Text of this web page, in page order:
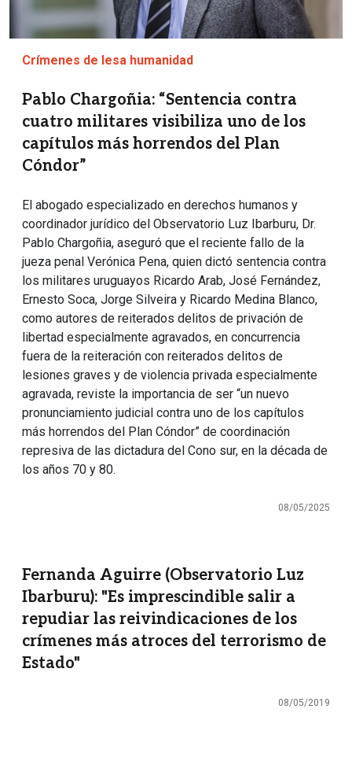
Crímenes de lesa humanidad
Pablo Chargoñia: “Sentencia contra
cuatro militares visibiliza uno de los
capítulos más horrendos del Plan
Cóndor”
El abogado especializado en derechos humanos y
coordinador jurídico del Observatorio Luz Ibarburu, Dr.
Pablo Chargoñia, aseguró que el reciente fallo de la
jueza penal Verónica Pena, quien dictó sentencia contra
los militares uruguayos Ricardo Arab, José Fernández,
Ernesto Soca, Jorge Silveira y Ricardo Medina Blanco,
como autores de reiterados delitos de privación de
libertad especialmente agravados, en concurrencia
fuera de la reiteración con reiterados delitos de
lesiones graves y de violencia privada especialmente
agravada, reviste la importancia de ser “un nuevo
pronunciamiento judicial contra uno de los capítulos
más horrendos del Plan Cóndor” de coordinación
represiva de las dictadura del Cono sur, en la década de
los años 70 y 80.
08/05/2025
Fernanda Aguirre (Observatorio Luz
Ibarburu): "Es imprescindible salir a
repudiar las reivindicaciones de los
crímenes más atroces del terrorismo de
Estado"
08/05/2019